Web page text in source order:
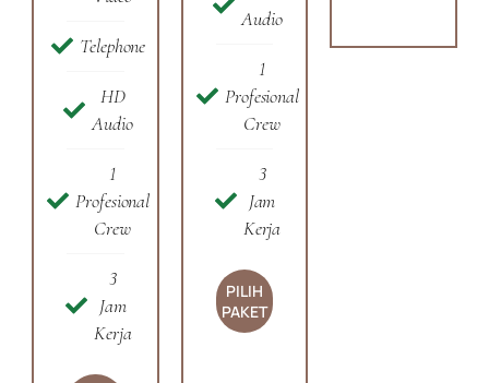
Telephone
HD
Audio
1
Profesional
Crew
3
Jam
Kerja
Audio
1
Profesional
Crew
3
Jam
Kerja
PILIH
PAKET